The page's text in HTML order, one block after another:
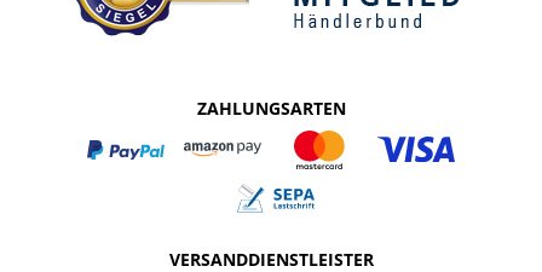
ZAHLUNGSARTEN
VERSANDDIENSTLEISTER